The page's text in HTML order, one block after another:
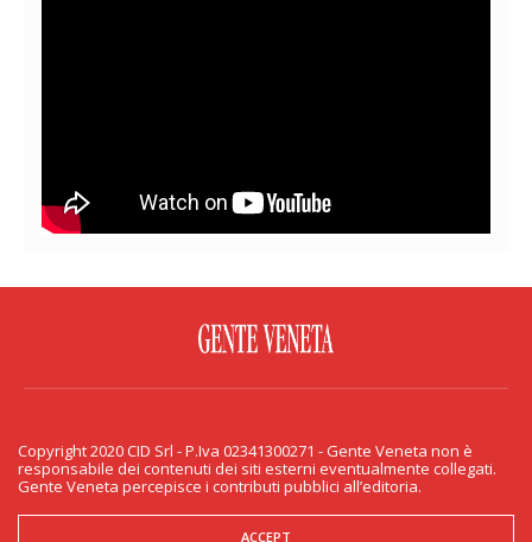
PRIVACY & COOKIE
Copyright 2020 CID Srl - P.Iva 02341300271 - Gente Veneta non è responsabile
dei contenuti dei siti esterni eventualmente collegati. Gente Veneta percepisce
i contributi pubblici all’editoria.
Copyright 2020 CID Srl - P.Iva 02341300271 - Gente Veneta non è
responsabile dei contenuti dei siti esterni eventualmente collegati.
Gente Veneta percepisce i contributi pubblici all’editoria.
ACCEPT